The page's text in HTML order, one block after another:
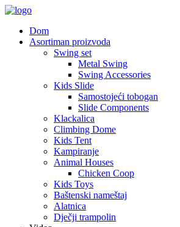
Dom
Asortiman proizvoda
Swing set
Metal Swing
Swing Accessories
Kids Slide
Samostojeći tobogan
Slide Components
Klackalica
Climbing Dome
Kids Tent
Kampiranje
Animal Houses
Chicken Coop
Kids Toys
Baštenski nameštaj
Alatnica
Dječji trampolin